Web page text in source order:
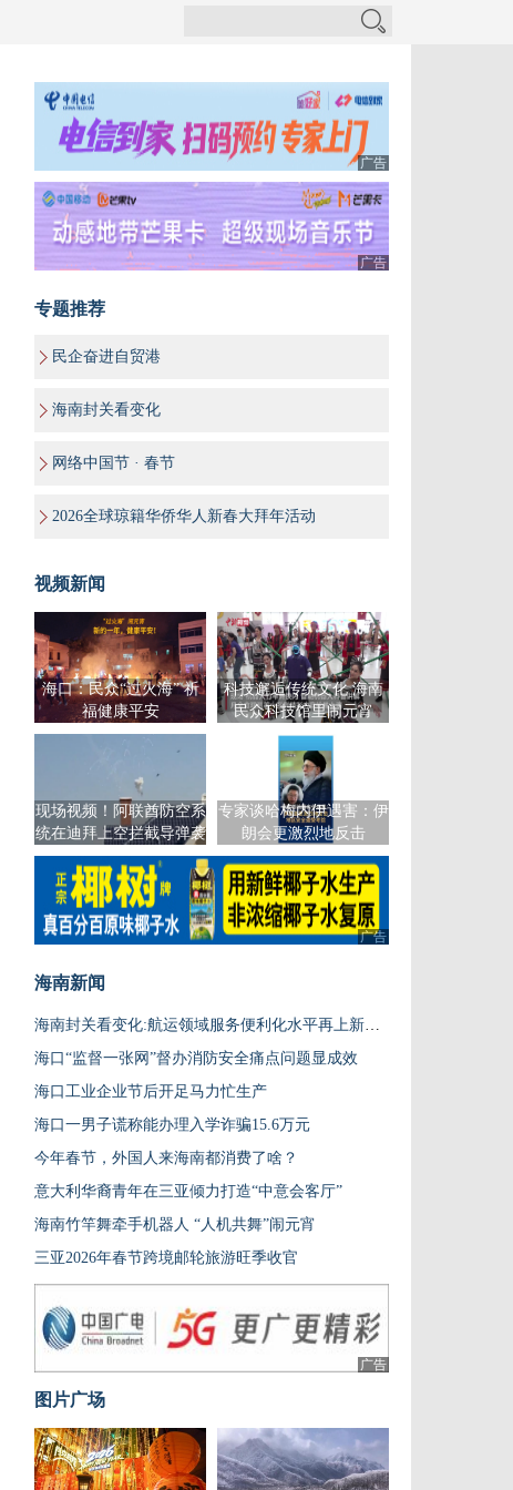
广告
广告
专题推荐
民企奋进自贸港
海南封关看变化
网络中国节 · 春节
2026全球琼籍华侨华人新春大拜年活动
视频新闻
海口：民众“过火海” 祈
福健康平安
科技邂逅传统文化 海南
民众科技馆里闹元宵
现场视频！阿联酋防空系
统在迪拜上空拦截导弹袭
击
专家谈哈梅内伊遇害：伊
朗会更激烈地反击
广告
海南新闻
海南封关看变化:航运领域服务便利化水平再上新台阶
海口“监督一张网”督办消防安全痛点问题显成效
海口工业企业节后开足马力忙生产
海口一男子谎称能办理入学诈骗15.6万元
今年春节，外国人来海南都消费了啥？
意大利华裔青年在三亚倾力打造“中意会客厅”
海南竹竿舞牵手机器人 “人机共舞”闹元宵
三亚2026年春节跨境邮轮旅游旺季收官
广告
图片广场